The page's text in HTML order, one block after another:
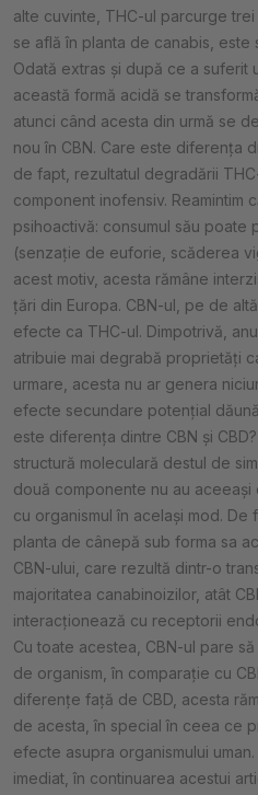
alte cuvinte, THC-ul parcurge
se află în planta de canabis, este
Odată extras și după ce a suferit
această formă acidă se
atunci când acesta din urmă se
nou în CBN. Care este diferența
de fapt, rezultatul degradării
component inofensiv. Reamintim
psihoactivă: consumul său
(senzație de euforie, scăderea
acest motiv, acesta rămâne
țări din Europa. CBN-ul, pe de
efecte ca THC-ul. Dimpotrivă,
atribuie mai degrabă proprietăți
urmare, acesta nu ar genera
efecte secundare potențial
este diferența dintre CBN și
structură moleculară destul de
două componente nu au
cu organismul în același mod. De
planta de cânepă sub forma sa
CBN-ului, care rezultă dintr-o
majoritatea canabinoizilor, atât
interacționează cu receptorii
Cu toate acestea, CBN-ul pare
de organism, în comparație cu
diferențe față de CBD, acesta
de acesta, în special în ceea ce
efecte asupra organismului
imediat, în continuarea acestui